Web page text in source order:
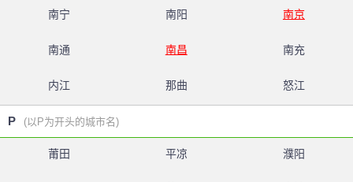
南宁 南阳 南京
南通 南昌 南充
内江 那曲 怒江
P (以P为开头的城市名)
莆田 平凉 濮阳